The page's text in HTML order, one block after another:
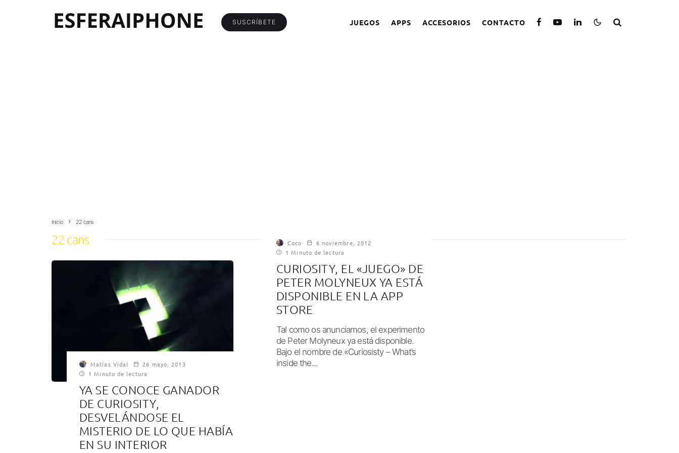
SUSCRÍBETE JUEGOS APPS ACCESORIOS CONTACTO
Inicio 22 cans
22 cans
Matías Vidal
26 mayo, 2013
1 Minuto de lectura
YA SE CONOCE GANADOR
DE CURIOSITY,
DESVELÁNDOSE EL
MISTERIO DE LO QUE HABÍA
EN SU INTERIOR
Coco
6 noviembre, 2012
1 Minuto de lectura
CURIOSITY, EL «JUEGO» DE
PETER MOLYNEUX YA ESTÁ
DISPONIBLE EN LA APP
STORE
Tal como os anunciamos, el experimento
de Peter Molyneux ya está disponible.
Bajo el nombre de «Curiosisty – What’s
inside the...